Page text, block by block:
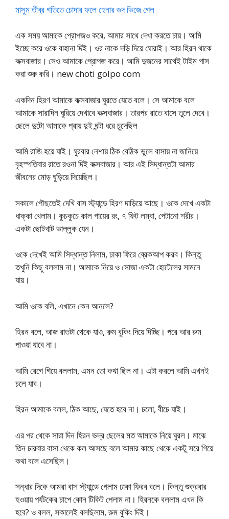
মাসুম তীব্র গতিতে চোদার ফলে হেনার গুদ ভিজে গেল
এক সময় আমাকে প্রোপজও করে, আমার সাথে দেখা করতে চায়। আমি
ইচ্ছে করে ওকে বাহানা দিই। ওর নাকে দড়ি দিয়ে ঘোরাই। আর হিরন থাকে
কক্সবাজার। সেও আমাকে প্রোপজ করে। আমি দুজনের সাথেই টাইম পাস
করা শুরু করি। new choti golpo com
একদিন হিরণ আমাকে কক্সবাজার ঘুরতে যেতে বলে। সে আমাকে বলে
আমাকে সারাদিন ঘুরিয়ে দেখাবে কক্সবাজার। তারপর রাতে বাসে তুলে দেবে।
ছেলে দুটো আমাকে প্রায় দুই ঘন্টা ধরে চুদেছিল
আমি রাজি হয়ে যাই। ঘুরবার নেশায় ঠিক বেঠিক ভুলে বাসায় না জানিয়ে
বৃহস্পতিবার রাতে রওনা দিই কক্সবাজার। আর এই সিদ্ধান্তটা আমার
জীবনের মোড় ঘুড়িয়ে দিয়েছিল।
সকালে পৌছতেই দেখি বাস স্ট্যান্ডে হিরণ দাড়িয়ে আছে। ওকে দেখে একটা
ধাক্কা খেলাম। কুচকুচে কাল গায়ের রং, ৭ ফিট লম্বা, পেটানো শরীর।
একটা ছোটখাট ভাল্লুক যেন।
ওকে দেখেই আমি সিদ্ধান্ত নিলাম, ঢাকা ফিরে ব্রেকআপ করব। কিন্তু
তখুনি কিছু বললাম না। আমাকে নিয়ে ও সোজা একটা হোটেলের সামনে
যায়।
আমি ওকে বলি, এখানে কেন আনলে?
হিরন বলে, আজ রাতটা থেকে যাও, রুম বুকিং দিয়ে দিচ্ছি। পরে আর রুম
পাওয়া যাবে না।
আমি রেগে গিয়ে বললাম, এমন তো কথা ছিল না। এটা করলে আমি এখনই
চলে যাব।
হিরন আমাকে বলল, ঠিক আছে, যেতে হবে না। চলো, বীচে যাই।
এর পর থেকে সারা দিন হিরন ভদ্র ছেলের মত আমাকে নিয়ে ঘুরল। মাঝে
তিন চারবার বাসা থেকে কল আসছে বলে আমার কাছে থেকে একটু সরে গিয়ে
কথা বলে এসেছিল।
সন্ধার দিকে আমরা বাস স্ট্যান্ডে গেলাম ঢাকা ফিরব বলে। কিন্তু শুক্রবার
হওয়ায় পর্যটকের চাপে কোন টিকিট পেলাম না। হিরনকে বললাম এখন কি
হবে? ও বলল, সকালেই বলছিলাম, রুম বুকিং দিই।